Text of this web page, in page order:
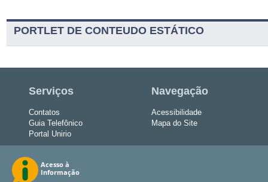
PORTLET DE CONTEUDO ESTÁTICO
Serviços
Contatos
Guia Telefônico
Portal Unirio
Navegação
Acessibilidade
Mapa do Site